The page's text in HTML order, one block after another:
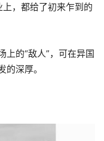
，都给了初来乍到的
上的“敌人”，可在异国
深厚。